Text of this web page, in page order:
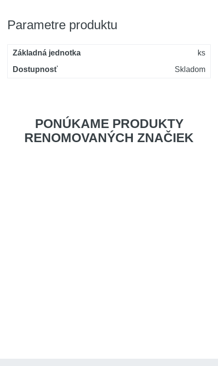
Parametre produktu
Základná jednotka
ks
Dostupnosť
Skladom
PONÚKAME PRODUKTY
RENOMOVANÝCH ZNAČIEK